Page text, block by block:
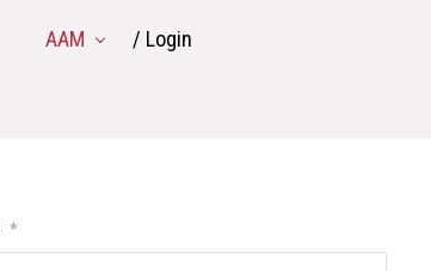
AAM / Login
*